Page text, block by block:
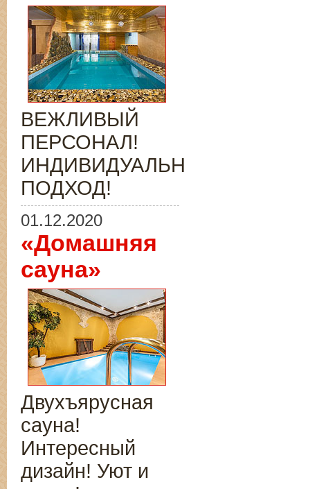
ВЕЖЛИВЫЙ
ПЕРСОНАЛ!
ИНДИВИДУАЛЬНЫЙ
ПОДХОД!
01.12.2020
«Домашняя
сауна»
Двухъярусная
сауна!
Интересный
дизайн! Уют и